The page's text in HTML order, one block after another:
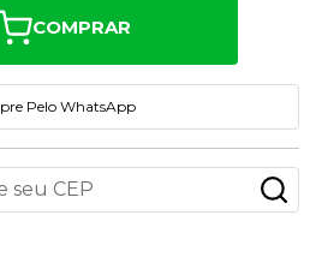
COMPRAR
Pelo WhatsApp